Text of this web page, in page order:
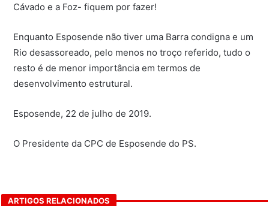
Cávado e a Foz- fiquem por fazer!
Enquanto Esposende não tiver uma Barra condigna e um
Rio desassoreado, pelo menos no troço referido, tudo o
resto é de menor importância em termos de
desenvolvimento estrutural.
Esposende, 22 de julho de 2019.
O Presidente da CPC de Esposende do PS.
ARTIGOS RELACIONADOS